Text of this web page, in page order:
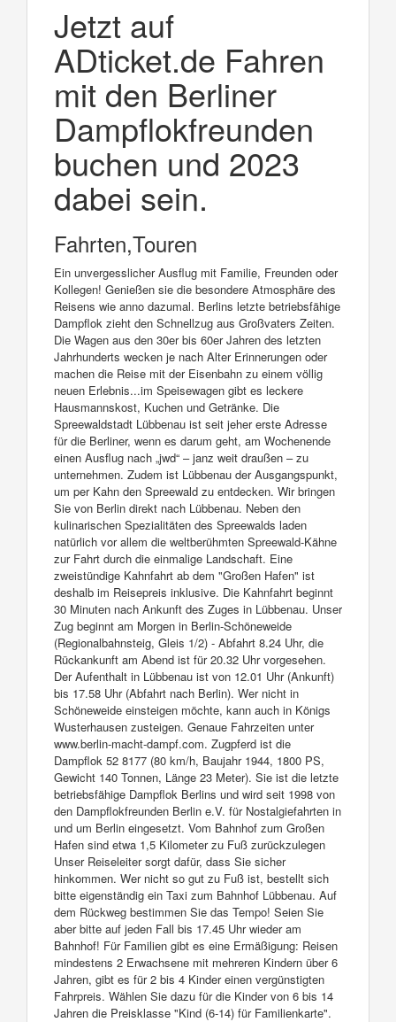
Jetzt auf
ADticket.de Fahren
mit den Berliner
Dampflokfreunden
buchen und 2023
dabei sein.
Fahrten,Touren
Ein unvergesslicher Ausflug mit Familie, Freunden oder
Kollegen! Genießen sie die besondere Atmosphäre des
Reisens wie anno dazumal. Berlins letzte betriebsfähige
Dampflok zieht den Schnellzug aus Großvaters Zeiten.
Die Wagen aus den 30er bis 60er Jahren des letzten
Jahrhunderts wecken je nach Alter Erinnerungen oder
machen die Reise mit der Eisenbahn zu einem völlig
neuen Erlebnis...im Speisewagen gibt es leckere
Hausmannskost, Kuchen und Getränke. Die
Spreewaldstadt Lübbenau ist seit jeher erste Adresse
für die Berliner, wenn es darum geht, am Wochenende
einen Ausflug nach „jwd“ – janz weit draußen – zu
unternehmen. Zudem ist Lübbenau der Ausgangspunkt,
um per Kahn den Spreewald zu entdecken. Wir bringen
Sie von Berlin direkt nach Lübbenau. Neben den
kulinarischen Spezialitäten des Spreewalds laden
natürlich vor allem die weltberühmten Spreewald-Kähne
zur Fahrt durch die einmalige Landschaft. Eine
zweistündige Kahnfahrt ab dem "Großen Hafen" ist
deshalb im Reisepreis inklusive. Die Kahnfahrt beginnt
30 Minuten nach Ankunft des Zuges in Lübbenau. Unser
Zug beginnt am Morgen in Berlin-Schöneweide
(Regionalbahnsteig, Gleis 1/2) - Abfahrt 8.24 Uhr, die
Rückankunft am Abend ist für 20.32 Uhr vorgesehen.
Der Aufenthalt in Lübbenau ist von 12.01 Uhr (Ankunft)
bis 17.58 Uhr (Abfahrt nach Berlin). Wer nicht in
Schöneweide einsteigen möchte, kann auch in Königs
Wusterhausen zusteigen. Genaue Fahrzeiten unter
www.berlin-macht-dampf.com. Zugpferd ist die
Dampflok 52 8177 (80 km/h, Baujahr 1944, 1800 PS,
Gewicht 140 Tonnen, Länge 23 Meter). Sie ist die letzte
betriebsfähige Dampflok Berlins und wird seit 1998 von
den Dampflokfreunden Berlin e.V. für Nostalgiefahrten in
und um Berlin eingesetzt. Vom Bahnhof zum Großen
Hafen sind etwa 1,5 Kilometer zu Fuß zurückzulegen
Unser Reiseleiter sorgt dafür, dass Sie sicher
hinkommen. Wer nicht so gut zu Fuß ist, bestellt sich
bitte eigenständig ein Taxi zum Bahnhof Lübbenau. Auf
dem Rückweg bestimmen Sie das Tempo! Seien Sie
aber bitte auf jeden Fall bis 17.45 Uhr wieder am
Bahnhof! Für Familien gibt es eine Ermäßigung: Reisen
mindestens 2 Erwachsene mit mehreren Kindern über 6
Jahren, gibt es für 2 bis 4 Kinder einen vergünstigten
Fahrpreis. Wählen Sie dazu für die Kinder von 6 bis 14
Jahren die Preisklasse "Kind (6-14) für Familienkarte".